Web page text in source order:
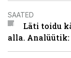
SAATED
Läti toidu
alla.